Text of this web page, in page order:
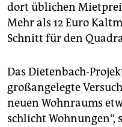
dort üblichen
Mehr als 12 Euro
Schnitt für den
Das Dietenbach-
großangelegte
neuen Wohnraums
schlicht